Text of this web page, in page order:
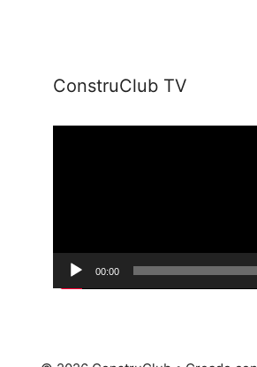
ConstruClub TV
00:00